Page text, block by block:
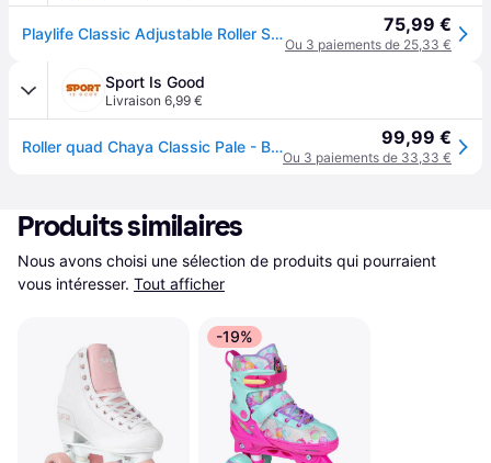
Playlife Classic Adjustable Roller Skates Blanc EU 39-42 Fille 75,99 €
Ou 3 paiements de 25,33 €
Sport Is Good
Livraison 6,99 €
Roller quad Chaya Classic Pale - Blanc 99,99 €
Ou 3 paiements de 33,33 €
Produits similaires
Nous avons choisi une sélection de produits qui pourraient
vous intéresser. Tout afficher
-19%